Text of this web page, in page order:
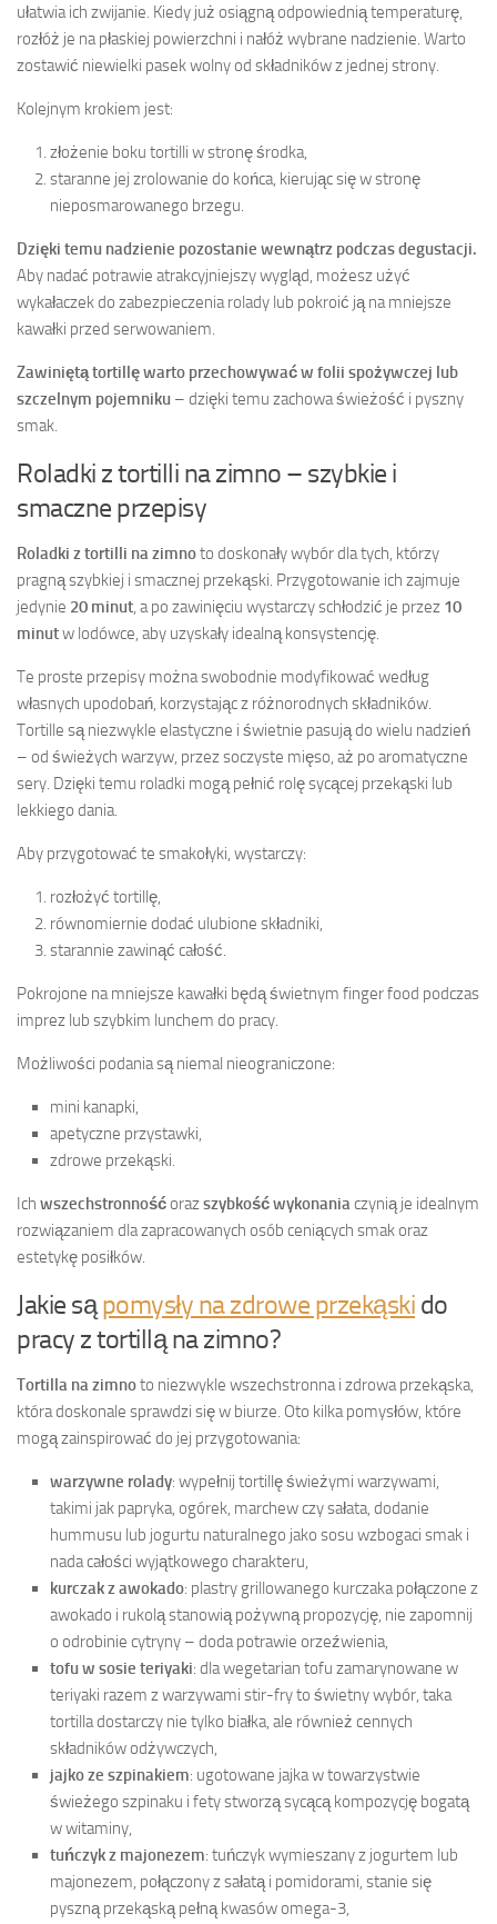
ułatwia ich zwijanie. Kiedy już osiągną odpowiednią temperaturę,
rozłóż je na płaskiej powierzchni i nałóż wybrane nadzienie. Warto
zostawić niewielki pasek wolny od składników z jednej strony.
Kolejnym krokiem jest:
złożenie boku tortilli w stronę środka,
staranne jej zrolowanie do końca, kierując się w stronę
nieposmarowanego brzegu.
Dzięki temu nadzienie pozostanie wewnątrz podczas degustacji.
Aby nadać potrawie atrakcyjniejszy wygląd, możesz użyć
wykałaczek do zabezpieczenia rolady lub pokroić ją na mniejsze
kawałki przed serwowaniem.
Zawiniętą tortillę warto przechowywać w folii spożywczej lub
szczelnym pojemniku – dzięki temu zachowa świeżość i pyszny
smak.
Roladki z tortilli na zimno – szybkie i
smaczne przepisy
Roladki z tortilli na zimnoto doskonały wybór dla tych, którzy
pragną szybkiej i smacznej przekąski. Przygotowanie ich zajmuje
jedynie 20 minut, a po zawinięciu wystarczy schłodzić je przez 10
minutw lodówce, aby uzyskały idealną konsystencję.
Te proste przepisy można swobodnie modyfikować według
własnych upodobań, korzystając z różnorodnych składników.
Tortille są niezwykle elastyczne i świetnie pasują do wielu nadzień
– od świeżych warzyw, przez soczyste mięso, aż po aromatyczne
sery. Dzięki temu roladki mogą pełnić rolę sycącej przekąski lub
lekkiego dania.
Aby przygotować te smakołyki, wystarczy:
rozłożyć tortillę,
równomiernie dodać ulubione składniki,
starannie zawinąć całość.
Pokrojone na mniejsze kawałki będą świetnym finger food podczas
imprez lub szybkim lunchem do pracy.
Możliwości podania są niemal nieograniczone:
mini kanapki,
apetyczne przystawki,
zdrowe przekąski.
Ich wszechstronnośćorazszybkość wykonaniaczynią je idealnym
rozwiązaniem dla zapracowanych osób ceniących smak oraz
estetykę posiłków.
Jakie sąpomysły na zdrowe przekąski do
pracy z tortillą na zimno?
Tortilla na zimnoto niezwykle wszechstronna i zdrowa przekąska,
która doskonale sprawdzi się w biurze. Oto kilka pomysłów, które
mogą zainspirować do jej przygotowania:
warzywne rolady: wypełnij tortillę świeżymi warzywami,
takimi jak papryka, ogórek, marchew czy sałata, dodanie
hummusu lub jogurtu naturalnego jako sosu wzbogaci smak i
nada całości wyjątkowego charakteru,
kurczak z awokado: plastry grillowanego kurczaka połączone z
awokado i rukolą stanowią pożywną propozycję, nie zapomnij
o odrobinie cytryny – doda potrawie orzeźwienia,
tofu w sosie teriyaki: dla wegetarian tofu zamarynowane w
teriyaki razem z warzywami stir-fry to świetny wybór, taka
tortilla dostarczy nie tylko białka, ale również cennych
składników odżywczych,
jajko ze szpinakiem: ugotowane jajka w towarzystwie
świeżego szpinaku i fety stworzą sycącą kompozycję bogatą
w witaminy,
tuńczyk z majonezem: tuńczyk wymieszany z jogurtem lub
majonezem, połączony z sałatą i pomidorami, stanie się
pyszną przekąską pełną kwasów omega-3,